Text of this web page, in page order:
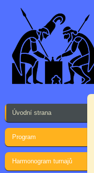
Úvodní strana
Program
Harmonogram turnajů